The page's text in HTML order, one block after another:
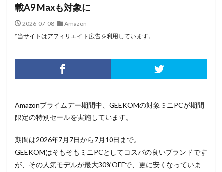
載A9 Maxも対象に
2026-07-08
Amazon
*当サイトはアフィリエイト広告を利用しています。
Amazonプライムデー期間中、GEEKOMの対象ミニPCが期間
限定の特別セールを実施しています。
期間は2026年7月7日から7月10日まで。
GEEKOMはそもそもミニPCとしてコスパの良いブランドです
が、その人気モデルが最大30%OFFで、更に安くなっていま